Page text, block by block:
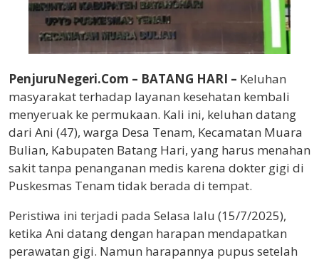
PenjuruNegeri.Com – BATANG HARI – Keluhan
masyarakat terhadap layanan kesehatan kembali
menyeruak ke permukaan. Kali ini, keluhan datang
dari Ani (47), warga Desa Tenam, Kecamatan Muara
Bulian, Kabupaten Batang Hari, yang harus menahan
sakit tanpa penanganan medis karena dokter gigi di
Puskesmas Tenam tidak berada di tempat.
Peristiwa ini terjadi pada Selasa lalu (15/7/2025),
ketika Ani datang dengan harapan mendapatkan
perawatan gigi. Namun harapannya pupus setelah